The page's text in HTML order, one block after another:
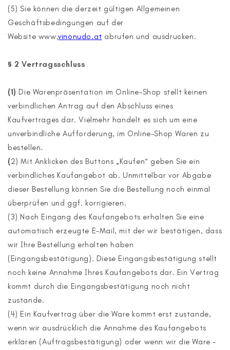
(5) Sie können die derzeit gültigen Allgemeinen
Geschäftsbedingungen auf der
Website www,vinonudo.at abrufen und ausdrucken.
§ 2 Vertragsschluss
(1) Die Warenpräsentation im Online-Shop stellt keinen
verbindlichen Antrag auf den Abschluss eines
Kaufvertrages dar. Vielmehr handelt es sich um eine
unverbindliche Aufforderung, im Online-Shop Waren zu
bestellen.
(2) Mit Anklicken des Buttons „Kaufen“ geben Sie ein
verbindliches Kaufangebot ab. Unmittelbar vor Abgabe
dieser Bestellung können Sie die Bestellung noch einmal
überprüfen und ggf. korrigieren.
(3) Nach Eingang des Kaufangebots erhalten Sie eine
automatisch erzeugte E-Mail, mit der wir bestätigen, dass
wir Ihre Bestellung erhalten haben
(Eingangsbestätigung). Diese Eingangsbestätigung stellt
noch keine Annahme Ihres Kaufangebots dar. Ein Vertrag
kommt durch die Eingangsbestätigung noch nicht
zustande.
(4) Ein Kaufvertrag über die Ware kommt erst zustande,
wenn wir ausdrücklich die Annahme des Kaufangebots
erklären (Auftragsbestätigung) oder wenn wir die Ware –